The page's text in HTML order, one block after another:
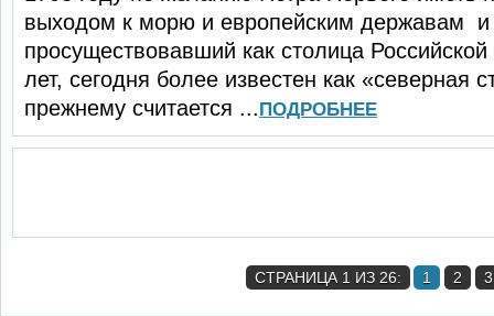
выходом к морю и европейским державам и
просуществовавший как столица
лет, сегодня более известен как «северная
прежнему считается ...ПОДРОБНЕЕ
СТРАНИЦА 1 ИЗ 26: 1 2 3